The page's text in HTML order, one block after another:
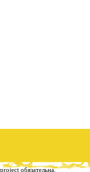
обязательна.